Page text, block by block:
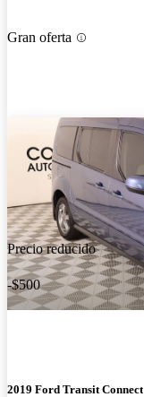
Gran oferta
Precio reducido
-$500
2019 Ford Transit Connect